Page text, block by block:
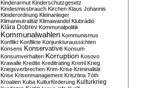
Kinderarmut Kinderschutzgesetz
Kindesmissbrauch Kirchen Klaus Johannis
Kleiderordnung Kleinanleger
Klimaneutralität Klimawandel Klubrádió
Klára Dobrev Kommunalpolitik
Kommunalwahlen Kommunismus
Konflikt Konflikte Konjunkturaussichten
Konsens Konservative Konsum
Konsumverhalten Korruption Kosovo
Krawalle Kredite Kreditrating Kreml Krieg
Kriegsverbrechen Krim-Krise Kriminalität
Krise Krisenmanagement Krisztina Tóth
Kroatien Kuba Kulturförderung Kulturkrieg